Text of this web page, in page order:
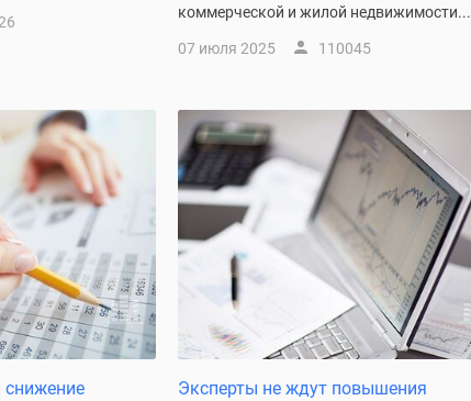
коммерческой и жилой недвижимости...
07 июля 2025 110045
снижение
Эксперты не ждут повышения